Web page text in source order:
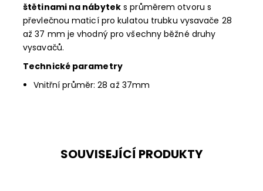
štětinami na nábytek s průměrem otvoru s
převlečnou maticí pro kulatou trubku vysavače 28
až 37 mm je vhodný pro všechny běžné druhy
vysavačů.
Technické parametry
Vnitřní průměr: 28 až 37mm
SOUVISEJÍCÍ PRODUKTY